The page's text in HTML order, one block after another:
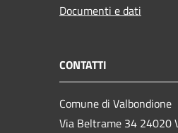
Documenti e dati
CONTATTI
Comune di Valbondione
Via Beltrame 34 24020